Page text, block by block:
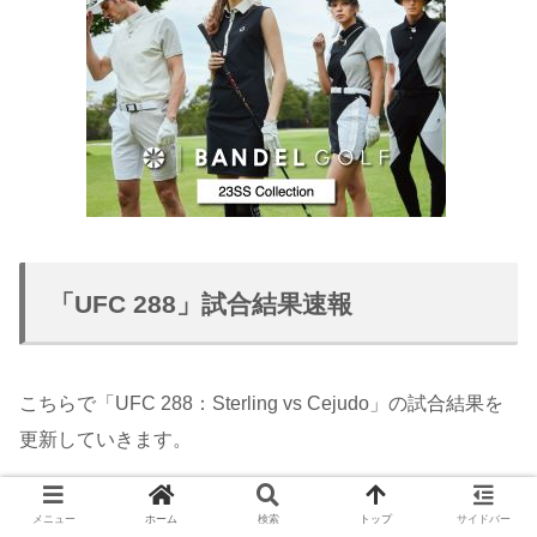
「UFC 288」試合結果速報
こちらで「UFC 288：Sterling vs Cejudo」の試合結果を
更新していきます。
メニュー ホーム 検索 トップ サイドバー